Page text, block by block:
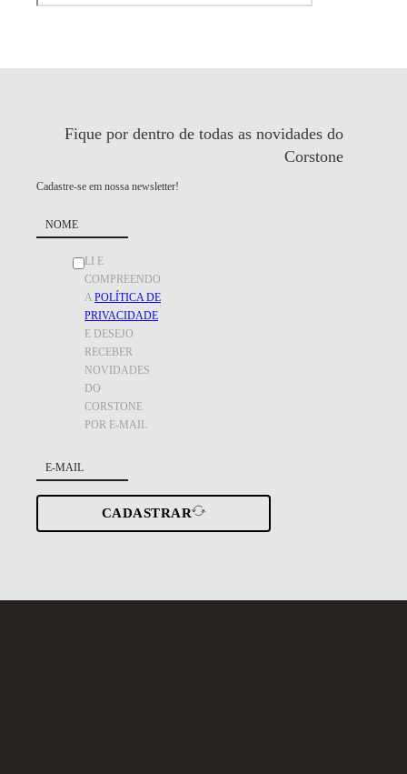
Fique por dentro de todas as novidades do
Corstone
Cadastre-se em nossa newsletter!
LI E
COMPREENDO
A POLÍTICA DE
PRIVACIDADE
E DESEJO
RECEBER
NOVIDADES
DO
CORSTONE
POR E-MAIL
CADASTRAR